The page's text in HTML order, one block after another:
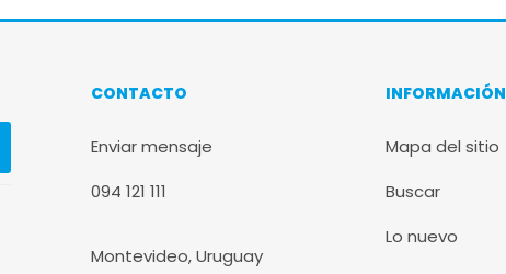
CONTACTO
Enviar mensaje
094 121 111
Montevideo, Uruguay
INFORMACIÓN
Mapa del sitio
Buscar
Lo nuevo